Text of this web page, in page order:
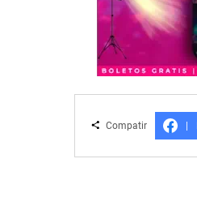
Compatir